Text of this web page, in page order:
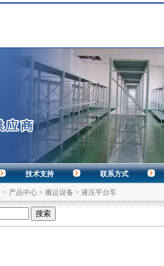
技术支持 联系方式
> 产品中心 > 搬运设备 > 液压平台车